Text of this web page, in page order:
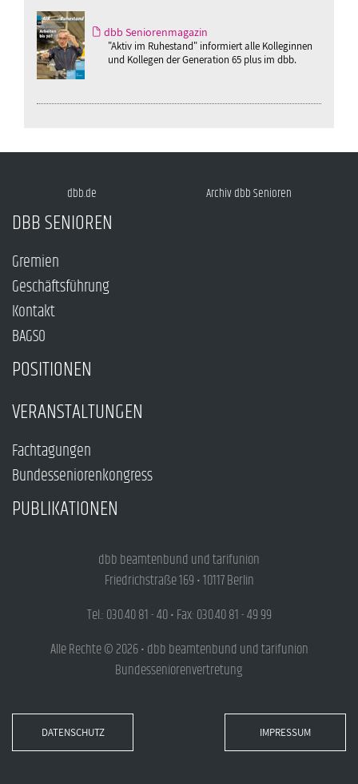
dbb Seniorenmagazin
"Aktiv im Ruhestand" informiert alle Kolleginnen
und Kollegen der Generation 65 plus im dbb.
dbb.de Archiv dbb Senioren
DBB SENIOREN
Gremien
Geschäftsführung
Kontakt
BAGSO
POSITIONEN
VERANSTALTUNGEN
Fachtagungen
Bundesseniorenkongress
PUBLIKATIONEN
dbb beamtenbund und tarifunion
Friedrichstraße 169 • 10117 Berlin
Tel.: 030.40 81 - 40 • Fax: 030.40 81 - 49 99
Alle Rechte © 2026 • dbb beamtenbund und tarifunion
Bundesseniorenvertretung
DATENSCHUTZ IMPRESSUM